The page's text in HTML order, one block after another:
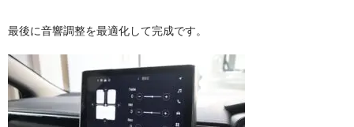
最後に音響調整を最適化して完成です。